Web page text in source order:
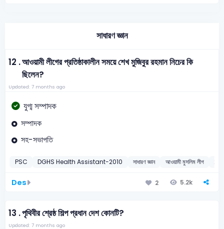
সাধারণ জ্ঞান
12 .আওয়ামী লীগের প্রতিষ্ঠাকালীন সময়ে শেখ মুজিবুর রহমান নিচের কি
ছিলেন?
Updated: 7 months ago
যুগ্ম সম্পাদক
সম্পাদক
সহ-সভাপতি
PSC DGHS Health Assistant-2010 সাধারণ জ্ঞান আওয়ামী মুসলিম লীগ
Des 2 5.2k
13 .পৃথিবীর শ্রেষ্ঠ শিল্প প্রধান দেশ কোনটি?
Updated: 7 months ago